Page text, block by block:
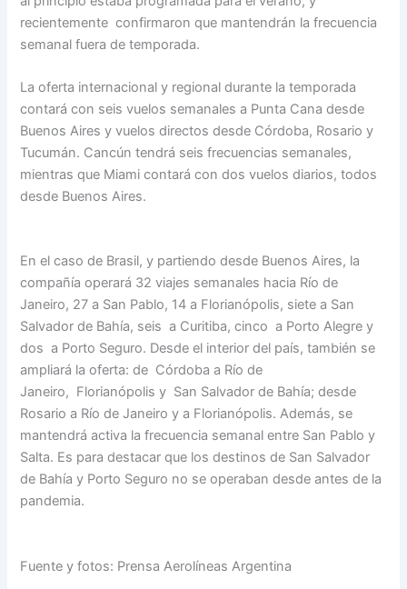
recientemente confirmaron que mantendrán la frecuencia
semanal fuera de temporada.
La oferta internacional y regional durante la temporada
contará con seis vuelos semanales a Punta Cana desde
Buenos Aires y vuelos directos desde Córdoba, Rosario y
Tucumán. Cancún tendrá seis frecuencias semanales,
mientras que Miami contará con dos vuelos diarios, todos
desde Buenos Aires.
En el caso de Brasil, y partiendo desde Buenos Aires, la
compañía operará 32 viajes semanales hacia Río de
Janeiro, 27 a San Pablo, 14 a Florianópolis, siete a San
Salvador de Bahía, seis a Curitiba, cinco a Porto Alegre y
dos a Porto Seguro. Desde el interior del país, también se
ampliará la oferta: de Córdoba a Río de
Janeiro, Florianópolis y San Salvador de Bahía; desde
Rosario a Río de Janeiro y a Florianópolis. Además, se
mantendrá activa la frecuencia semanal entre San Pablo y
Salta. Es para destacar que los destinos de San Salvador
de Bahía y Porto Seguro no se operaban desde antes de la
pandemia.
Fuente y fotos: Prensa Aerolíneas Argentina